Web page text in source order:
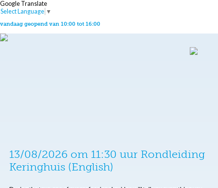
Google Translate
Select Language ▼
vandaag geopend van 10:00 tot 16:00
13/08/2026 om 11:30 uur Rondleiding
Keringhuis (English)